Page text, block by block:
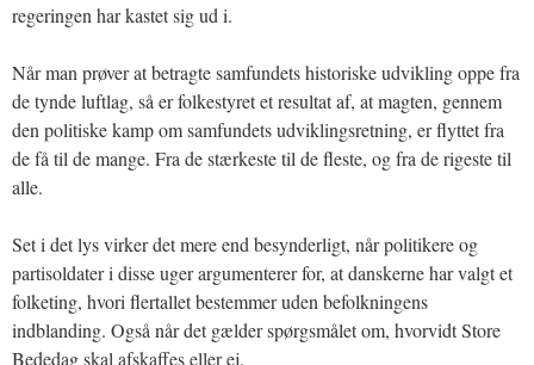
regeringen har kastet sig ud i.
Når man prøver at betragte samfundets historiske udvikling oppe fra
de tynde luftlag, så er folkestyret et resultat af, at magten, gennem
den politiske kamp om samfundets udviklingsretning, er flyttet fra
de få til de mange. Fra de stærkeste til de fleste, og fra de rigeste til
alle.
Set i det lys virker det mere end besynderligt, når politikere og
partisoldater i disse uger argumenterer for, at danskerne har valgt et
folketing, hvori flertallet bestemmer uden befolkningens
indblanding. Også når det gælder spørgsmålet om, hvorvidt Store
Bededag skal afskaffes eller ej.